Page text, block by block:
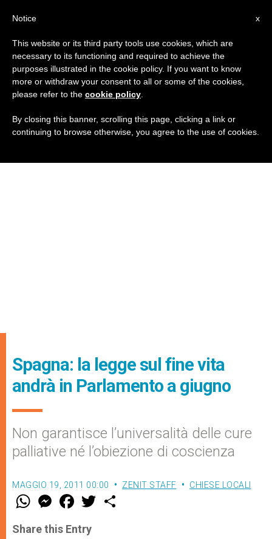
Spagna: la legge sul fine vita
andrà in Parlamento a giugno
Non garantisce l’universalità delle cure
palliative né l’obiezione di coscienza
MAGGIO 19, 2011 00:00 ZENIT STAFF CHIESE LOCALI
W
t
s
M
e
s
e
F
a
e
b
w
Share this Entry
x
Notice
This website or its third party tools use cookies, which are
necessary to its functioning and required to achieve the
purposes illustrated in the cookie policy. If you want to know
more or withdraw your consent to all or some of the cookies,
please refer to the cookie policy
By closing this banner, scrolling this page, clicking a link or
continuing to browse otherwise, you agree to the use of cookies.